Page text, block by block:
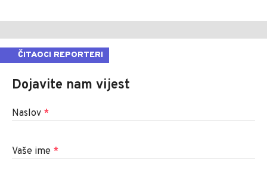
ČITAOCI REPORTERI
Dojavite nam vijest
Naslov *
Vaše ime *